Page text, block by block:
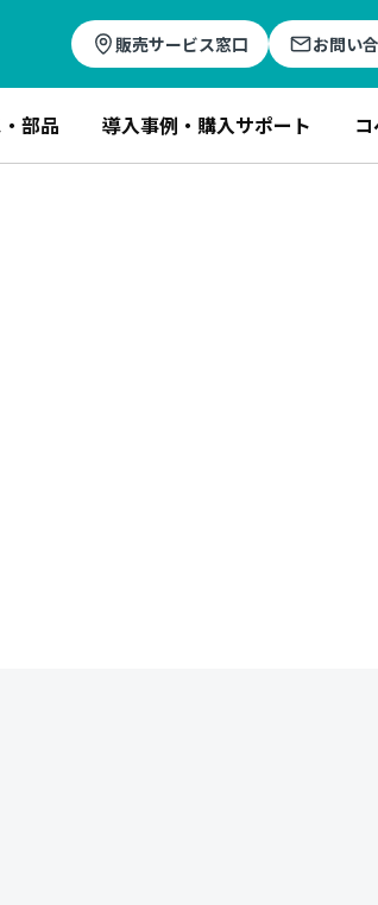
販売サービス窓口 お問い
部品 導入事例・購入サポート